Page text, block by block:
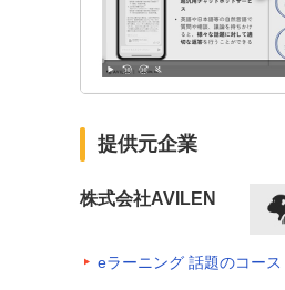
提供元企業
株式会社AVILEN
eラーニング 話題のコース